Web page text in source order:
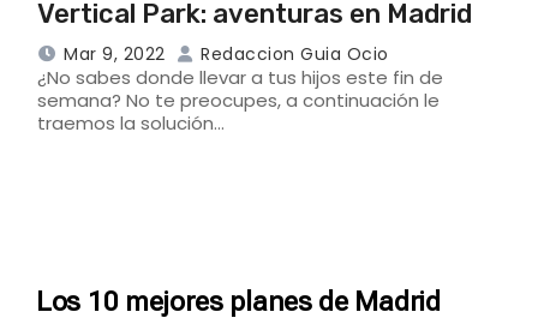
Vertical Park: aventuras en Madrid
Mar 9, 2022 Redaccion Guia Ocio
¿No sabes donde llevar a tus hijos este fin de
semana? No te preocupes, a continuación le
traemos la solución…
Los 10 mejores planes de Madrid